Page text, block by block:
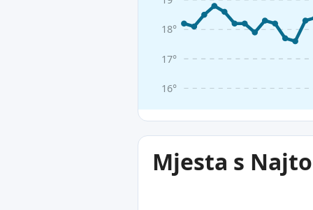
16°
17°
18°
Mjesta s